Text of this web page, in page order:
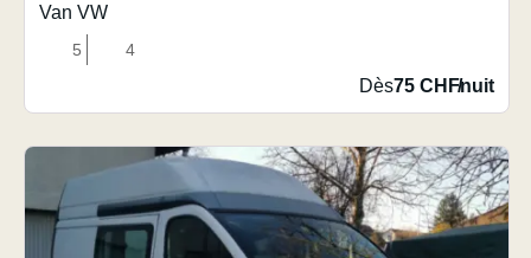
Van VW
5 4
Dès75 CHF/nuit